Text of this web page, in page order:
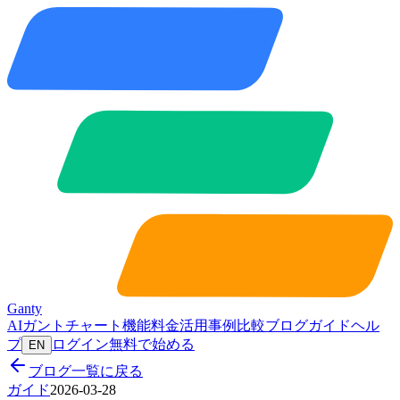
Ganty
AIガントチャート 機能料金活用事例 比較ブログガイドヘル
プ
EN ログイン無料で始める
ブログ一覧に戻る
ガイド2026-03-28